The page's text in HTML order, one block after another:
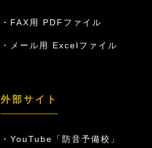
FAX用 PDFファイル
メール用 Excelファイル
外部サイト
YouTube「防音予備校」